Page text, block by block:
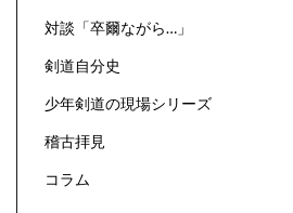
対談「卒爾ながら…」
剣道自分史
少年剣道の現場シリーズ
稽古拝見
コラム